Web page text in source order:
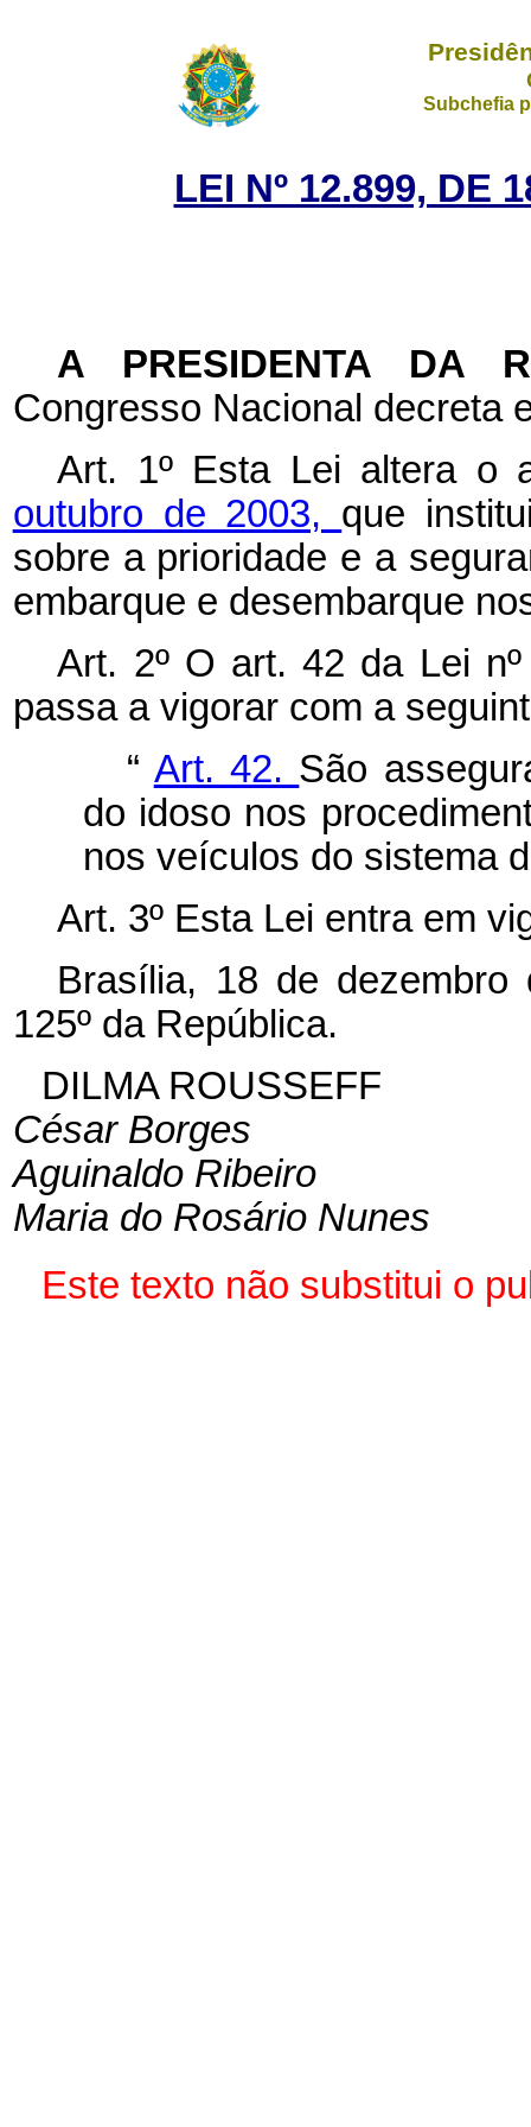
Subchefia
LEI Nº 12.899, DE
A PRESIDENTA DA
Congresso Nacional decreta
Art. 1º Esta Lei altera o
outubro de 2003, que
sobre a prioridade e a
embarque e desembarque
Art. 2º O art. 42 da Lei
passa a vigorar com a
“ Art. 42. São
do idoso nos
nos veículos do sistema
Art. 3º Esta Lei entra em
Brasília, 18 de dezembro
125º da República.
DILMA ROUSSEFF
César Borges
Aguinaldo Ribeiro
Maria do Rosário Nunes
Este texto não substitui o